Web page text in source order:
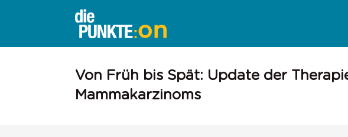
←
zur
Von Früh bis Spät: Update der
Mammakarzinoms